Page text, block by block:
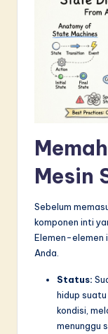
Mesin
Sebelum
komponen inti
Elemen-elemen
Anda.
Status:
hidup
kondisi,
menunggu